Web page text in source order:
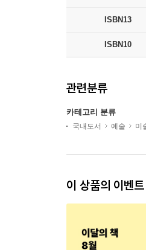
ISBN13
ISBN10
관련분류
카테고리 분류
국내도서 예술 미
이 상품의 이벤트